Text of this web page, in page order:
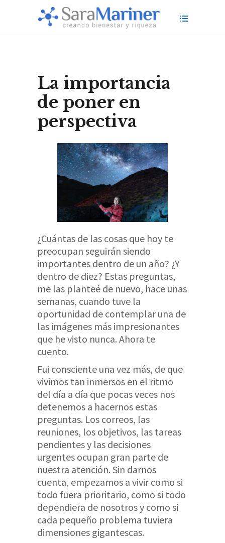
La importancia
de poner en
perspectiva
¿Cuántas de las cosas que hoy te
preocupan seguirán siendo
importantes dentro de un año? ¿Y
dentro de diez? Estas preguntas,
me las planteé de nuevo, hace unas
semanas, cuando tuve la
oportunidad de contemplar una de
las imágenes más impresionantes
que he visto nunca. Ahora te
cuento.
Fui consciente una vez más, de que
vivimos tan inmersos en el ritmo
del día a día que pocas veces nos
detenemos a hacernos estas
preguntas. Los correos, las
reuniones, los objetivos, las tareas
pendientes y las decisiones
urgentes ocupan gran parte de
nuestra atención. Sin darnos
cuenta, empezamos a vivir como si
todo fuera prioritario, como si todo
dependiera de nosotros y como si
cada pequeño problema tuviera
dimensiones gigantescas.